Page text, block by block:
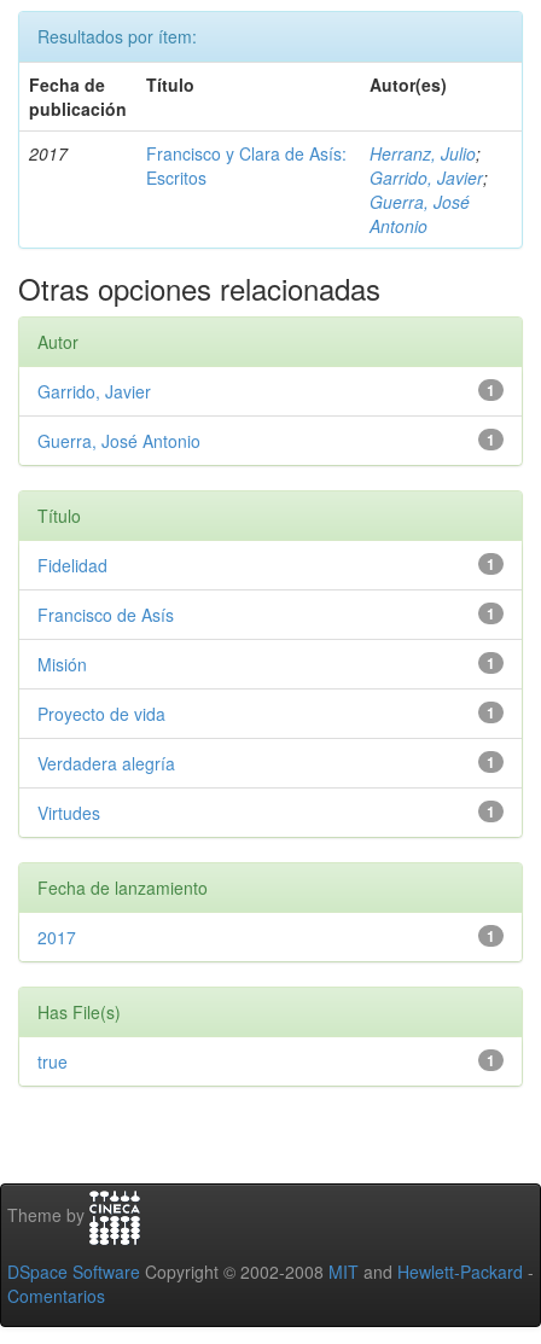
Resultados por ítem:
Fecha de
publicación
Título Autor(es)
2017
Francisco y Clara de Asís:
Escritos
Herranz, Julio;
Garrido, Javier;
Guerra, José
Antonio
Otras opciones relacionadas
Autor
1
Garrido, Javier
1
Guerra, José Antonio
Título
1
Fidelidad
1
Francisco de Asís
1
Misión
1
Proyecto de vida
1
Verdadera alegría
1
Virtudes
Fecha de lanzamiento
1
2017
Has File(s)
1
true
Theme by
DSpace Software Copyright © 2002-2008 MIT and Hewlett-Packard -
Comentarios